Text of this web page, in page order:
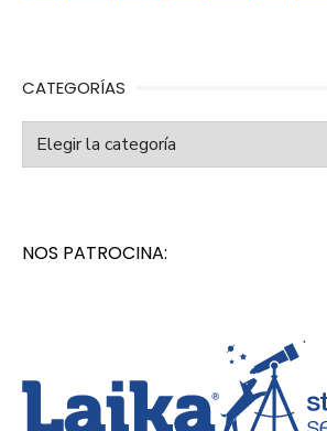
CATEGORÍAS
Categorías
NOS PATROCINA: